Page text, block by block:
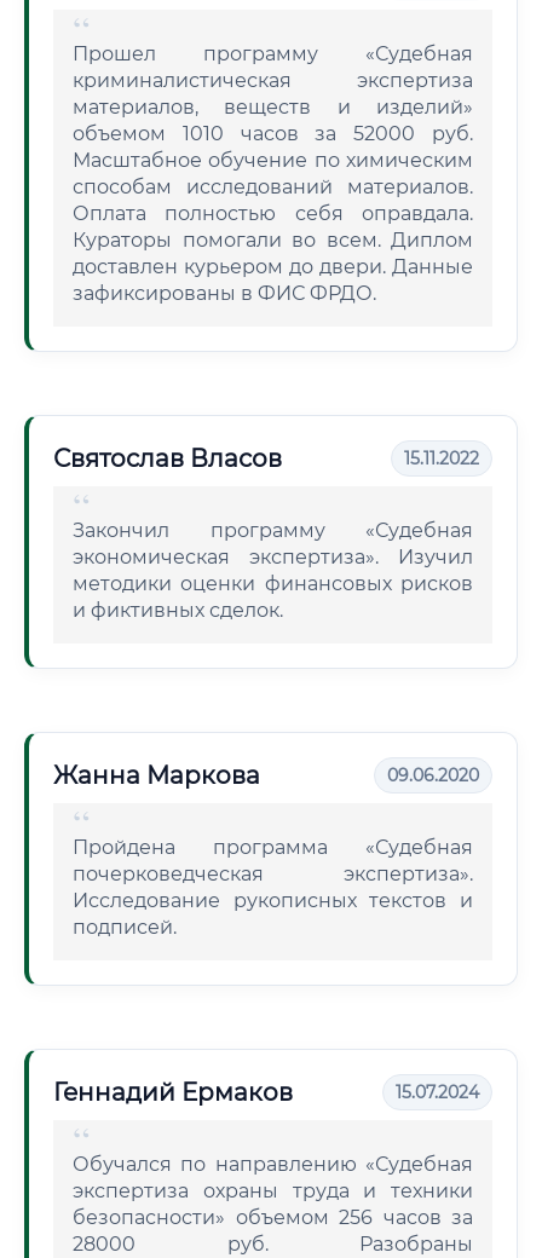
Прошел программу «Судебная
криминалистическая экспертиза
материалов, веществ и изделий»
объемом 1010 часов за 52000 руб.
Масштабное обучение по химическим
способам исследований материалов.
Оплата полностью себя оправдала.
Кураторы помогали во всем. Диплом
доставлен курьером до двери. Данные
зафиксированы в ФИС ФРДО.
Святослав Власов 15.11.2022
Закончил программу «Судебная
экономическая экспертиза». Изучил
методики оценки финансовых рисков
и фиктивных сделок.
Жанна Маркова 09.06.2020
Пройдена программа «Судебная
почерковедческая экспертиза».
Исследование рукописных текстов и
подписей.
Геннадий Ермаков 15.07.2024
Обучался по направлению «Судебная
экспертиза охраны труда и техники
безопасности» объемом 256 часов за
28000 руб. Разобраны